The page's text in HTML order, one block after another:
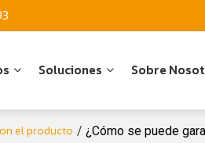
Soluciones Sobre
el producto / ¿Cómo se puede